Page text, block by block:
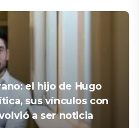
el hijo de Hugo
sus vínculos con
a ser noticia